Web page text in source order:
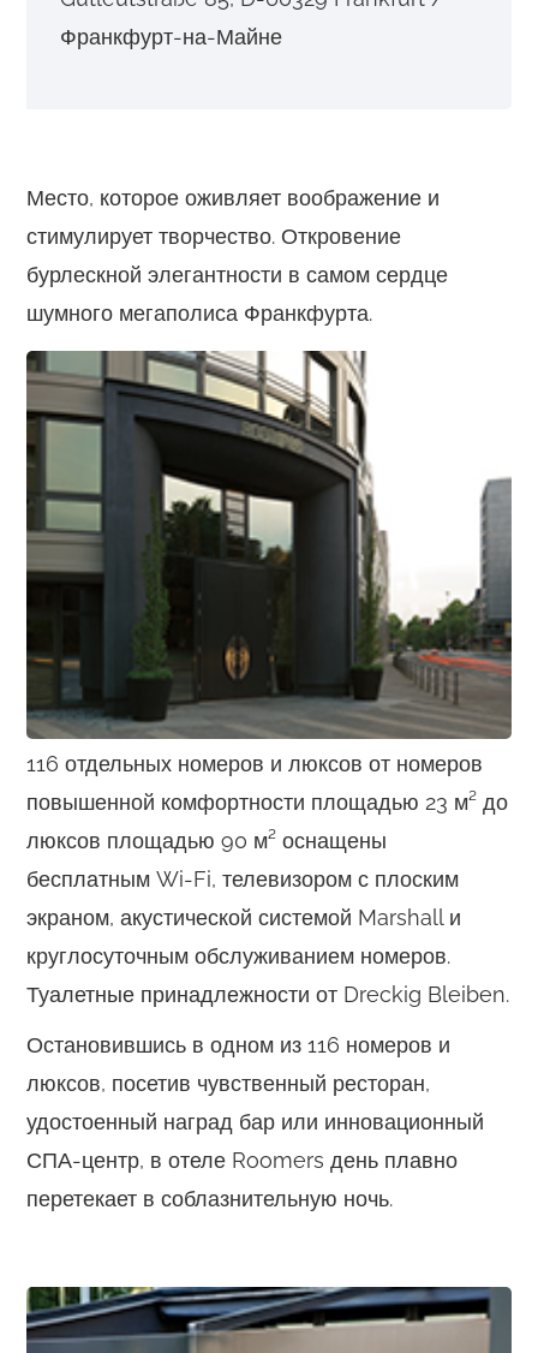
Франкфурт-на-Майне
Место, которое оживляет воображение и
стимулирует творчество. Откровение
бурлескной элегантности в самом сердце
шумного мегаполиса Франкфурта.
116 отдельных номеров и люксов от номеров
повышенной комфортности площадью 23 м² до
люксов площадью 90 м² оснащены
бесплатным Wi-Fi, телевизором с плоским
экраном, акустической системой Marshall и
круглосуточным обслуживанием номеров.
Туалетные принадлежности от Dreckig Bleiben.
Остановившись в одном из 116 номеров и
люксов, посетив чувственный ресторан,
удостоенный наград бар или инновационный
СПА-центр, в отеле Roomers день плавно
перетекает в соблазнительную ночь.